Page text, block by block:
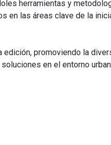
herramientas y
las áreas clave de la
promoviendo la
en el entorno